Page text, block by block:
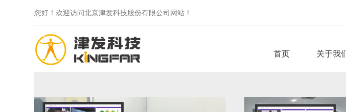
您好！欢迎访问北京津发科技股份有限公司网站！
首页 关于我